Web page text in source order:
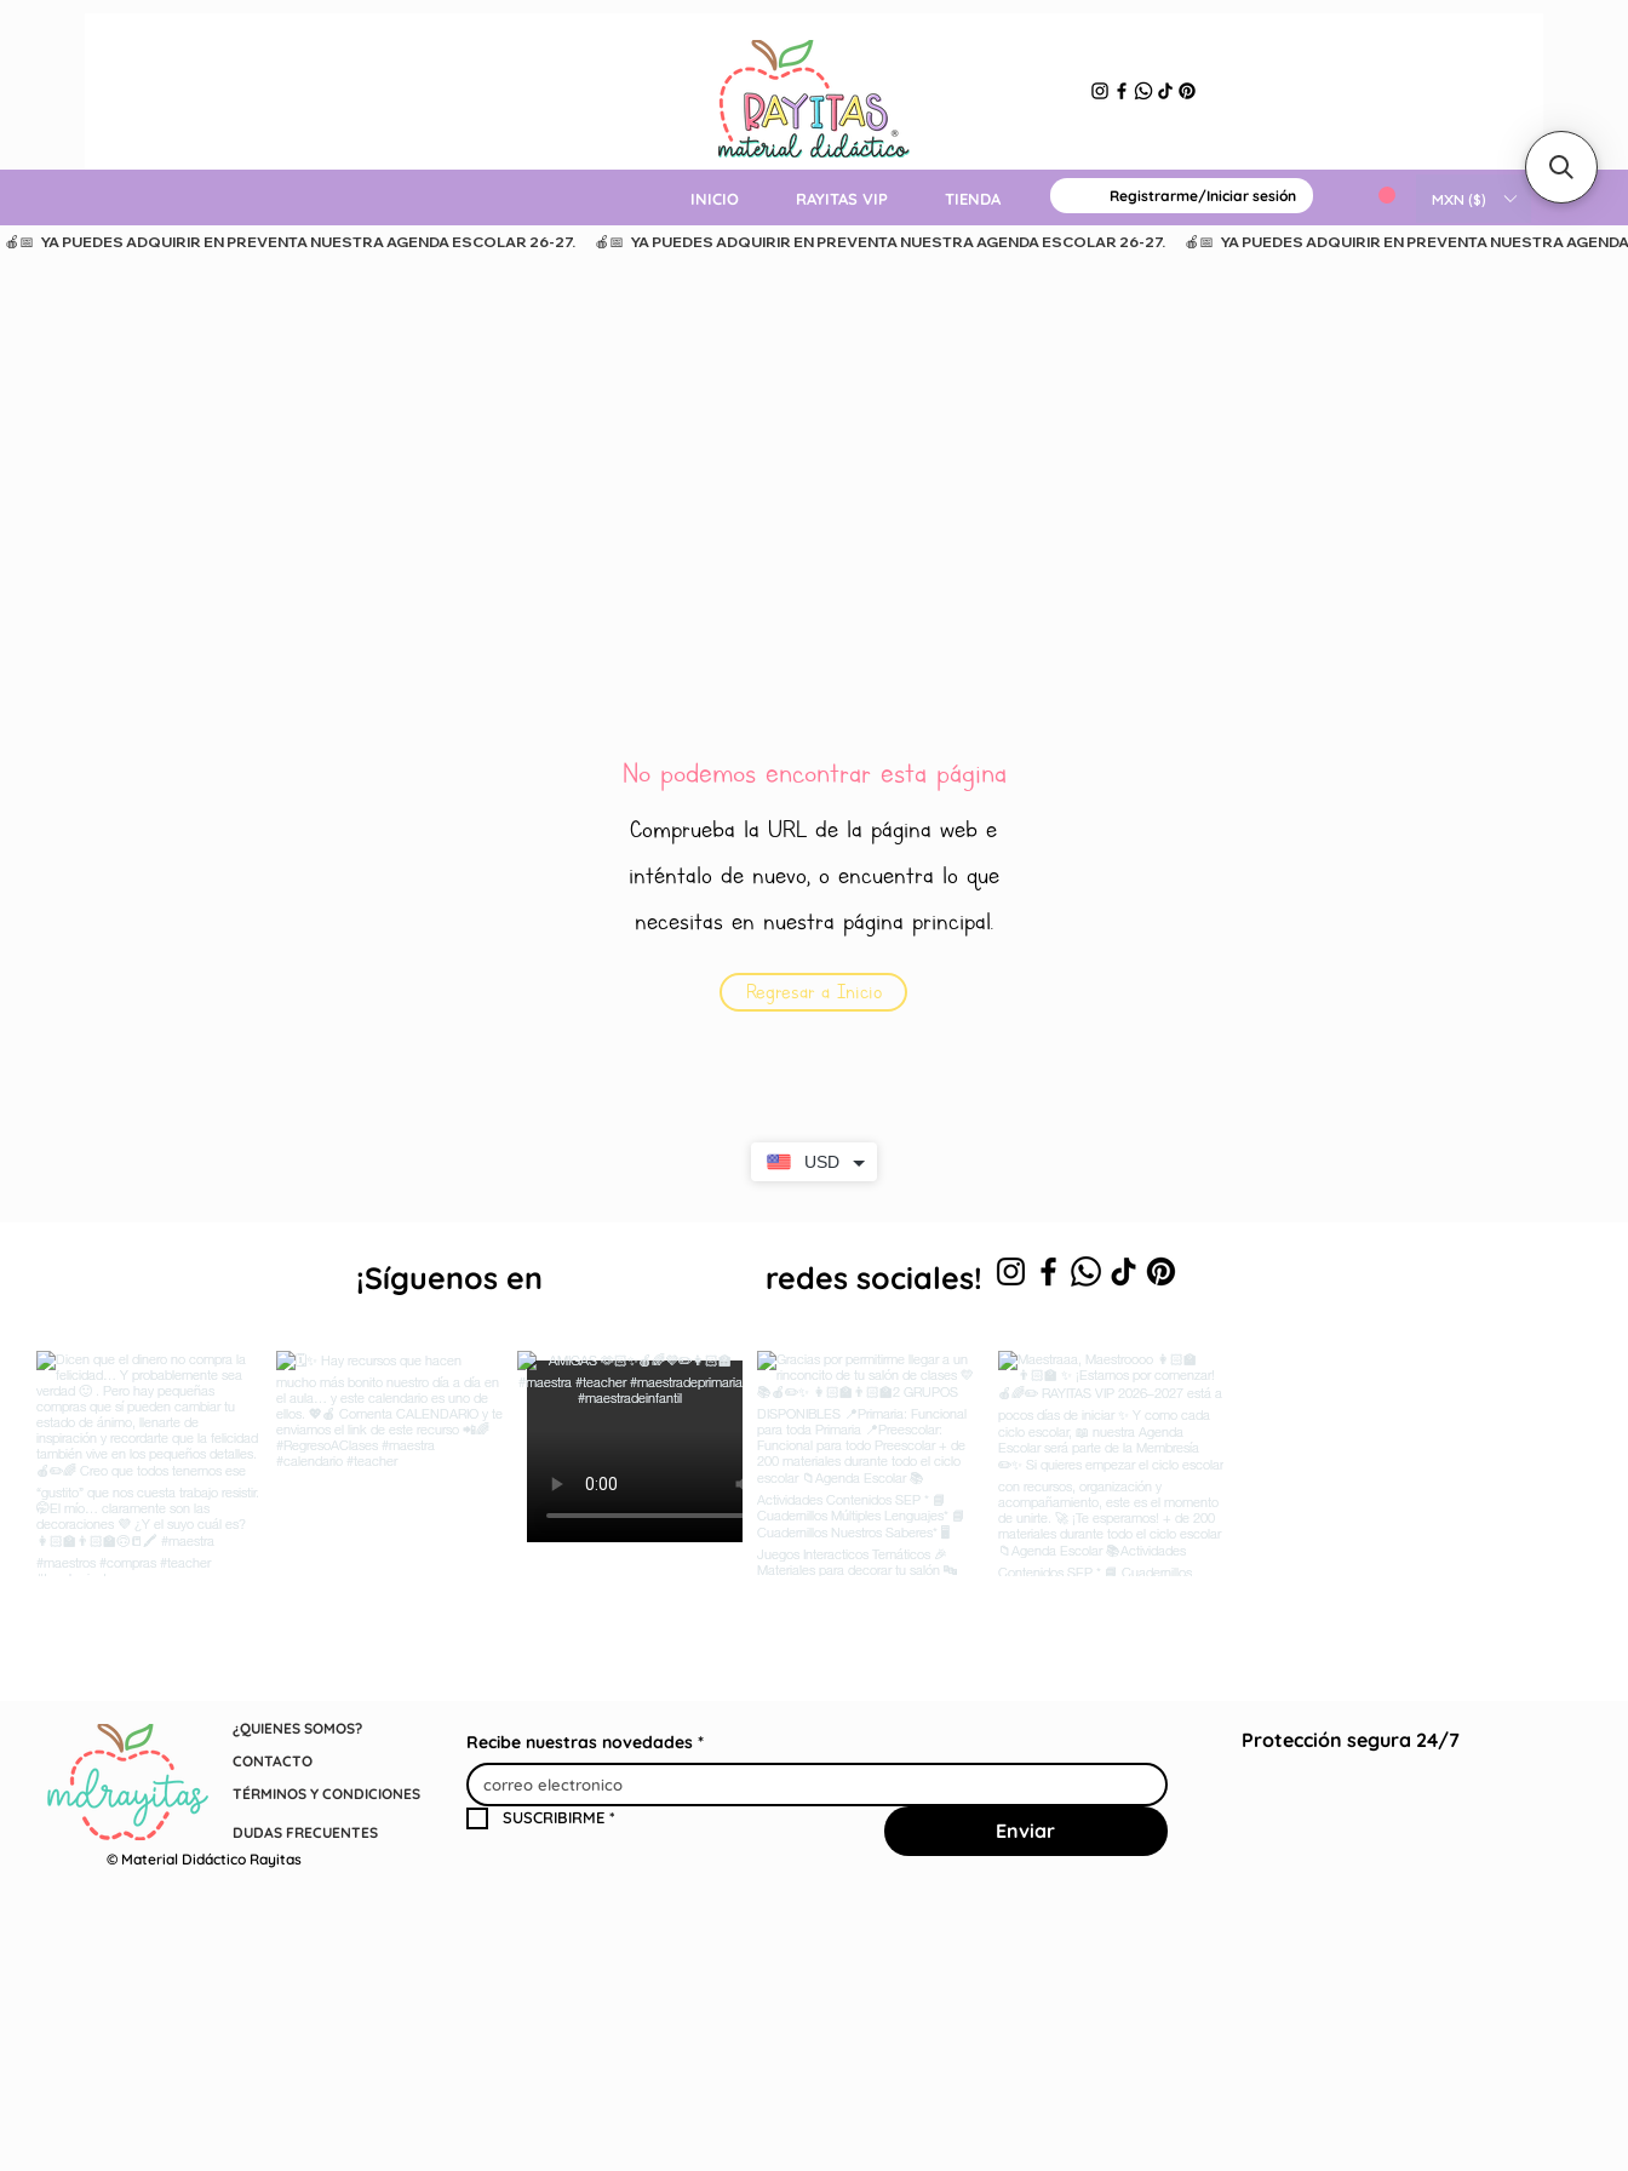
INICIO RAYITAS VIP TIENDA MATERIAL GRATUITO MXN ($)
Registrarme/Iniciar sesión
  🍎📅   YA PUEDES ADQUIRIR EN PREVENTA NUESTRA AGENDA ESCOLAR 26-27.
No podemos encontrar esta página
Comprueba la URL de la página web e
inténtalo de nuevo, o encuentra lo que
necesitas en nuestra página principal.
Regresar a Inicio
USD
¡Síguenos en redes sociales!
© Material Didáctico Rayitas
TÉRMINOS Y CONDICIONES
CONTACTO
DUDAS FRECUENTES
¿QUIENES SOMOS?
Recibe nuestras novedades *
SUSCRIBIRME *
Enviar
Protección segura 24/7